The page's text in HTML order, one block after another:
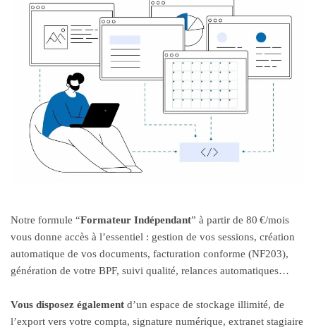
Notre formule “Formateur Indépendant” à partir de 80 €/mois
vous donne accès à l’essentiel : gestion de vos sessions, création
automatique de vos documents, facturation conforme (NF203),
génération de votre BPF, suivi qualité, relances automatiques…
Vous disposez également d’un espace de stockage illimité, de
l’export vers votre compta, signature numérique, extranet stagiaire